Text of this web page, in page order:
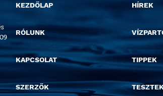
KEZDŐLAP
RÓLUNK
KAPCSOLAT
SZERZŐK
HÍREK
TIPPEK